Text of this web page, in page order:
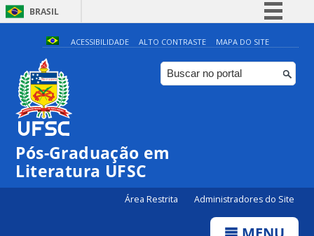
BRASIL
Simplifique!
Comunica BR
Participe
ACESSIBILIDADE ALTO CONTRASTE MAPA DO SITE
Pós-Graduação em
Literatura UFSC
Área Restrita Administradores do Site